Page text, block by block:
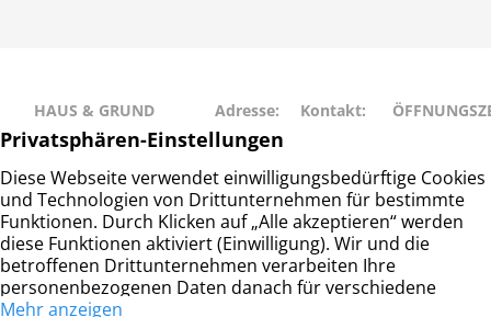
HAUS & GRUND
RAHLSTEDT
Haus- und
Grundeigentümerverein
Hamburg-Rahlstedt e.V.
Adresse:
Schweriner
Str. 27
22143
Hamburg
Kontakt:
– 677 88 66
info@hug-
rahlstedt.de
• Freitag:
14:00
Dienstag •
Donnerstag:
– 18:00